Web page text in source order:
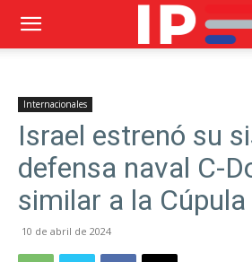
Internacionales
Israel estrenó su
defensa naval C-
similar a la
10 de abril de 2024